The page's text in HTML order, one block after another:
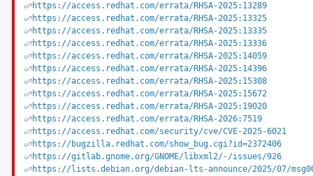
https://access.redhat.com/errata/RHSA-2025:13289
https://access.redhat.com/errata/RHSA-2025:13325
https://access.redhat.com/errata/RHSA-2025:13335
https://access.redhat.com/errata/RHSA-2025:13336
https://access.redhat.com/errata/RHSA-2025:14059
https://access.redhat.com/errata/RHSA-2025:14396
https://access.redhat.com/errata/RHSA-2025:15308
https://access.redhat.com/errata/RHSA-2025:15672
https://access.redhat.com/errata/RHSA-2025:19020
https://access.redhat.com/errata/RHSA-2026:7519
https://access.redhat.com/security/cve/CVE-2025-6021
https://bugzilla.redhat.com/show_bug.cgi?id=2372406
https://gitlab.gnome.org/GNOME/libxml2/-/issues/926
https://lists.debian.org/debian-lts-announce/2025/07/